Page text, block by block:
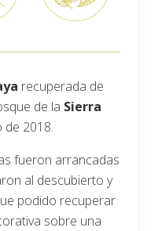
recuperada de
de la Sierra
de 2018.
fueron arrancadas
al descubierto y
podido recuperar
sobre una